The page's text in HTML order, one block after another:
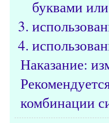
буквами
Наказание:
комбинации